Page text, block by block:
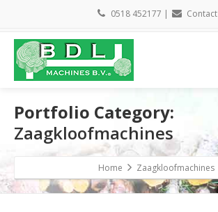
0518 452177 | Contact
Portfolio Category:
Zaagkloofmachines
Home Zaagkloofmachines